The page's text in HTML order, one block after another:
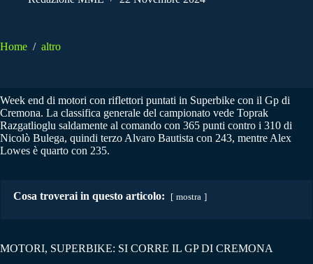
Home / altro
Week end di motori con riflettori puntati in Superbike con il Gp di
Cremona. La classifica generale del campionato vede Toprak
Razgatlioglu saldamente al comando con 365 punti contro i 310 di
Nicolò Bulega, quindi terzo Alvaro Bautista con 243, mentre Alex
Lowes è quarto con 235.
Cosa troverai in questo articolo: mostra
MOTORI, SUPERBIKE: SI CORRE IL GP DI CREMONA